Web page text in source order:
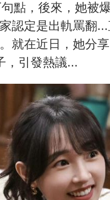
點，後來，她被
認定是出軌罵翻
就在近日，她分
，引發熱議...